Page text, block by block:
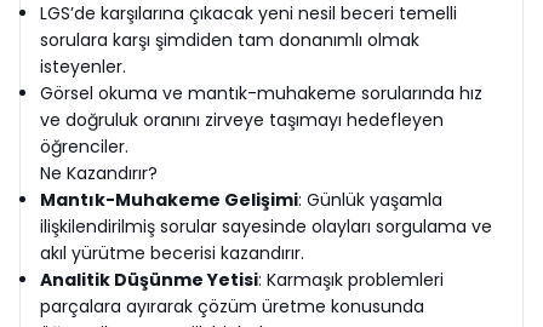
LGS’de karşılarına çıkacak yeni nesil beceri temelli
sorulara karşı şimdiden tam donanımlı olmak
isteyenler.
Görsel okuma ve mantık-muhakeme sorularında hız
ve doğruluk oranını zirveye taşımayı hedefleyen
öğrenciler.
Ne Kazandırır?
Mantık-Muhakeme Gelişimi: Günlük yaşamla
ilişkilendirilmiş sorular sayesinde olayları sorgulama ve
akıl yürütme becerisi kazandırır.
Analitik Düşünme Yetisi: Karmaşık problemleri
parçalara ayırarak çözüm üretme konusunda